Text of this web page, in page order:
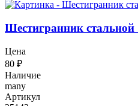
Шестигранник
Цена
80 ₽
Наличие
many
Артикул